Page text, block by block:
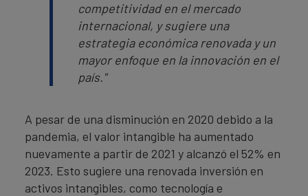
competitividad en el mercado
internacional, y sugiere una
estrategia económica renovada y un
mayor enfoque en la innovación en el
país."
A pesar de una disminución en 2020 debido a la
pandemia, el valor intangible ha aumentado
nuevamente a partir de 2021 y alcanzó el 52% en
2023. Esto sugiere una renovada inversión en
activos intangibles, como tecnología e